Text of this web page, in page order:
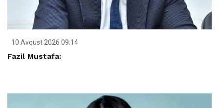
10 Avqust 2026 09:14
Fazil Mustafa: